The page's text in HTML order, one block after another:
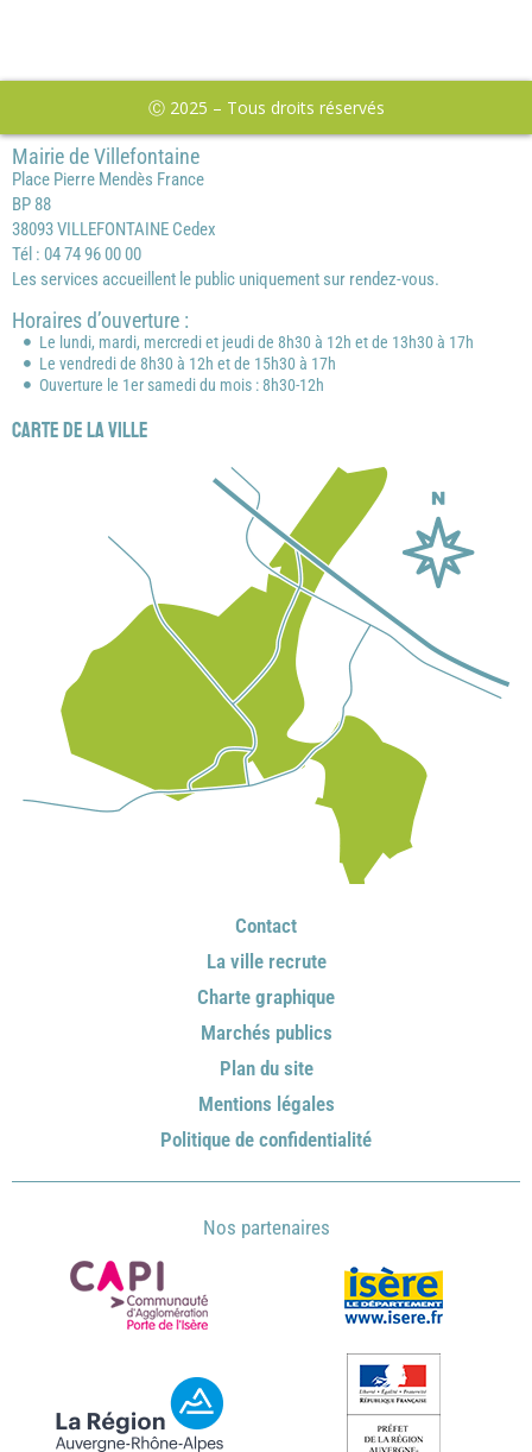
Ⓒ 2025 – Tous droits réservés
Mairie de Villefontaine
Place Pierre Mendès France
BP 88
38093 VILLEFONTAINE Cedex
Tél : 04 74 96 00 00
Les services accueillent le public uniquement sur rendez-vous.
Horaires d’ouverture :
Le lundi, mardi, mercredi et jeudi de 8h30 à 12h et de 13h30 à 17h
Le vendredi de 8h30 à 12h et de 15h30 à 17h
Ouverture le 1er samedi du mois : 8h30-12h
Carte de la ville
Contact
La ville recrute
Charte graphique
Marchés publics
Plan du site
Mentions légales
Politique de confidentialité
Nos partenaires